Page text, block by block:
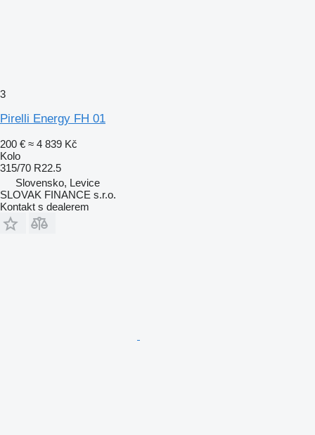
3
Pirelli Energy FH 01
200 € ≈ 4 839 Kč
Kolo
315/70 R22.5
Slovensko, Levice
SLOVAK FINANCE s.r.o.
Kontakt s dealerem